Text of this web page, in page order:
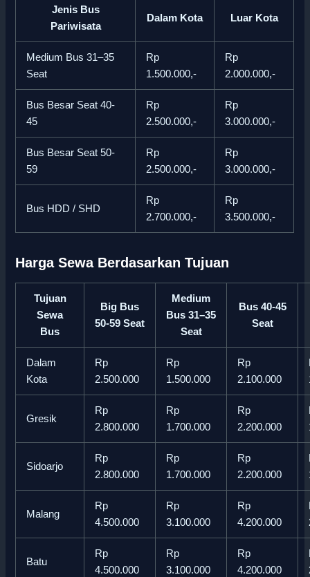
Jenis Bus
Pariwisata
Dalam Kota Luar Kota
Medium Bus 31–35
Seat
Rp
1.500.000,-
Rp
2.000.000,-
Bus Besar Seat 40-
45
Rp
2.500.000,-
Rp
3.000.000,-
Bus Besar Seat 50-
59
Rp
2.500.000,-
Rp
3.000.000,-
Bus HDD / SHD
Rp
2.700.000,-
Rp
3.500.000,-
Harga Sewa Berdasarkan Tujuan
Tujuan
Sewa
Bus
Big Bus
50-59 Seat
Medium
Bus 31–35
Seat
Bus 40-45
Seat
Dalam
Kota
Rp
2.500.000
Rp
1.500.000
Rp
2.100.000
Gresik
Rp
2.800.000
Rp
1.700.000
Rp
2.200.000
Sidoarjo
Rp
2.800.000
Rp
1.700.000
Rp
2.200.000
Malang
Rp
4.500.000
Rp
3.100.000
Rp
4.200.000
Batu
Rp
4.500.000
Rp
3.100.000
Rp
4.200.000